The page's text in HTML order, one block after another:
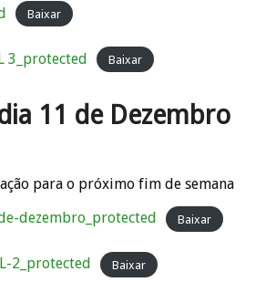
Baixar
3_protected Baixar
11 de Dezembro
para o próximo fim de semana
dezembro_protected
Baixar
2_protected Baixar